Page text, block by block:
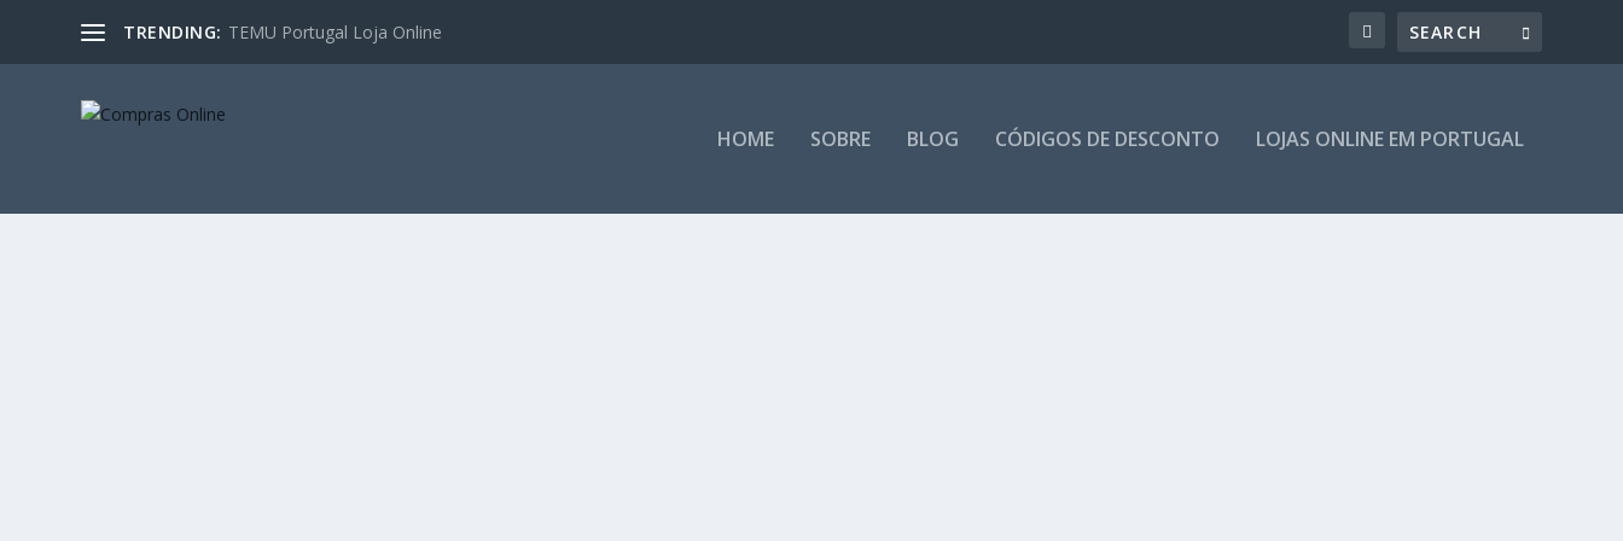
TRENDING: TEMU Portugal Loja Online
HOME SOBRE BLOG CÓDIGOS DE DESCONTO LOJAS ONLINE EM PORTUGAL